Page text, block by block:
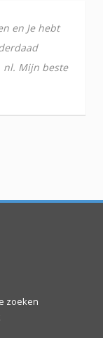
en Je hebt
nl. Mijn beste
zoeken